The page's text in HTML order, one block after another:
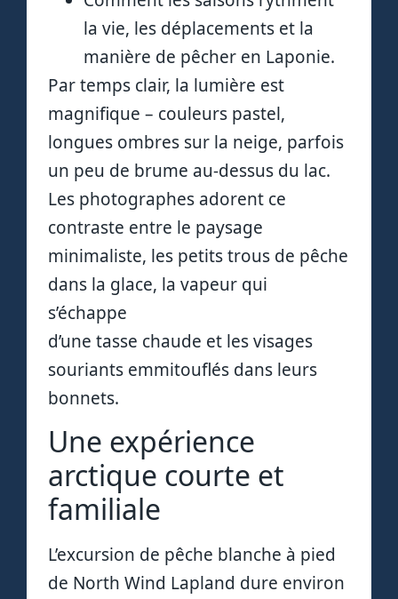
la vie, les déplacements et la
manière de pêcher en Laponie.
Par temps clair, la lumière est
magnifique – couleurs pastel,
longues ombres sur la neige, parfois
un peu de brume au-dessus du lac.
Les photographes adorent ce
contraste entre le paysage
minimaliste, les petits trous de pêche
dans la glace, la vapeur qui
s’échappe
d’une tasse chaude et les visages
souriants emmitouflés dans leurs
bonnets.
Une expérience
arctique courte et
familiale
L’excursion de pêche blanche à pied
de North Wind Lapland dure environ